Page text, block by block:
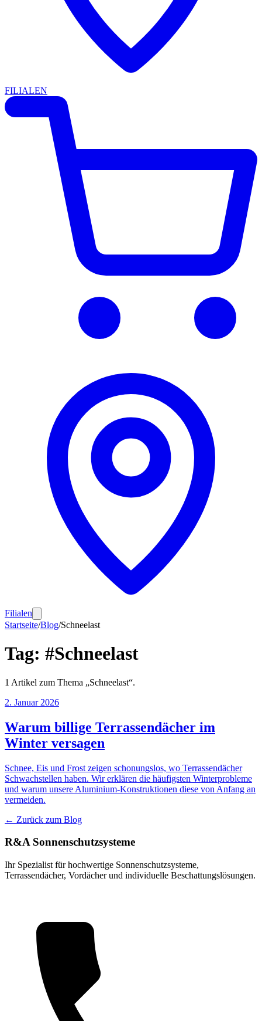
FILIALEN
Filialen
Startseite/Blog/Schneelast
Tag: #Schneelast
1 Artikel zum Thema „Schneelast“.
2. Januar 2026
Warum billige Terrassendächer im
Winter versagen
Schnee, Eis und Frost zeigen schonungslos, wo Terrassendächer
Schwachstellen haben. Wir erklären die häufigsten Winterprobleme
und warum unsere Aluminium-Konstruktionen diese von Anfang an
vermeiden.
← Zurück zum Blog
R&A Sonnenschutzsysteme
Ihr Spezialist für hochwertige Sonnenschutzsysteme,
Terrassendächer, Vordächer und individuelle Beschattungslösungen.